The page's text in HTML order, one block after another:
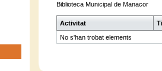
Biblioteca Municipal de Manacor
Activitat
No s'han trobat elements